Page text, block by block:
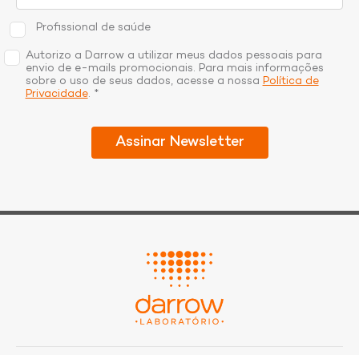
Profissional de saúde
Autorizo a Darrow a utilizar meus dados pessoais para
envio de e-mails promocionais. Para mais informações
sobre o uso de seus dados, acesse a nossa Política de
Privacidade. *